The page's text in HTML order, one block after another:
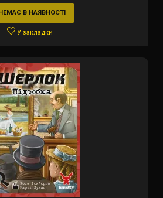
В НАЯВНОСТІ
У закладки